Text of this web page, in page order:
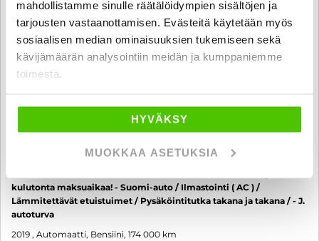
mahdollistamme sinulle räätälöidympien sisältöjen ja
tarjousten vastaanottamisen. Evästeitä käytetään myös
sosiaalisen median ominaisuuksien tukemiseen sekä
kävijämäärän analysointiin meidän ja kumppaniemme
toimesta.
HYVÄKSY
MUOKKAA ASETUKSIA
kulutonta maksuaikaa! - Suomi-auto / Ilmastointi ( AC ) /
Lämmitettävät etuistuimet / Pysäköintitutka takana ja takana / - J.
autoturva
2019 , Automaatti, Bensiini, 174 000 km